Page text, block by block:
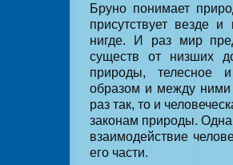
Бруно понимает
присутствует везде
нигде. И раз мир
существ от низших
природы, телесное
образом и между ними
раз так, то и
законам природы.
взаимодействие
его части.